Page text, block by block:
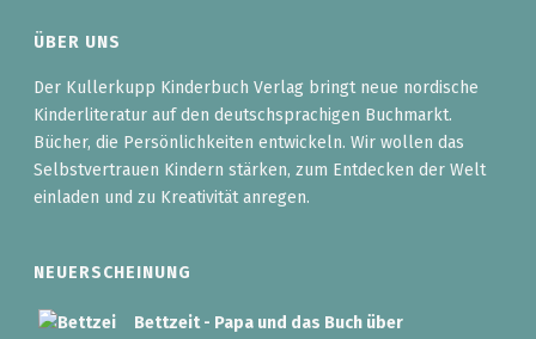
ÜBER UNS
Der Kullerkupp Kinderbuch Verlag bringt neue nordische
Kinderliteratur auf den deutschsprachigen Buchmarkt.
Bücher, die Persönlichkeiten entwickeln. Wir wollen das
Selbstvertrauen Kindern stärken, zum Entdecken der Welt
einladen und zu Kreativität anregen.
NEUERSCHEINUNG
Bettzeit - Papa und das Buch über